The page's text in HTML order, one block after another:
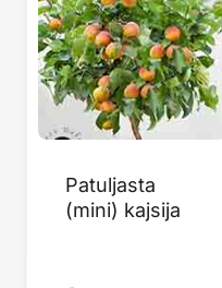
Patuljasta
(mini) kajsija